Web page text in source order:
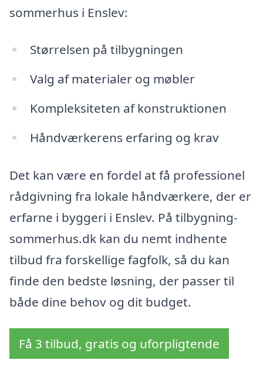
sommerhus i Enslev:
Størrelsen på tilbygningen
Valg af materialer og møbler
Kompleksiteten af konstruktionen
Håndværkerens erfaring og krav
Det kan være en fordel at få professionel
rådgivning fra lokale håndværkere, der er
erfarne i byggeri i Enslev. På tilbygning-
sommerhus.dk kan du nemt indhente
tilbud fra forskellige fagfolk, så du kan
finde den bedste løsning, der passer til
både dine behov og dit budget.
Få 3 tilbud, gratis og uforpligtende